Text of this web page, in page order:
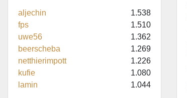
aljechin
1.538
fps
1.510
uwe56
1.362
beerscheba
1.269
netthierimpott
1.226
kufie
1.080
lamin
1.044